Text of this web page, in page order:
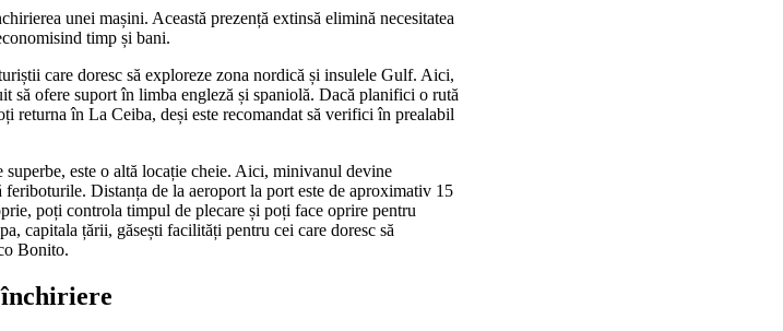
unei mașini. Această prezență extinsă elimină necesitatea
timp și bani.
care doresc să exploreze zona nordică și insulele Gulf. Aici,
să ofere suport în limba engleză și spaniolă. Dacă planifici o rută
returna în La Ceiba, deși este recomandat să verifici în prealabil
este o altă locație cheie. Aici, minivanul devine
Distanța de la aeroport la port este de aproximativ 15
poți controla timpul de plecare și poți face oprire pentru
capitala țării, găsești facilități pentru cei care doresc să
Bonito.
închiriere